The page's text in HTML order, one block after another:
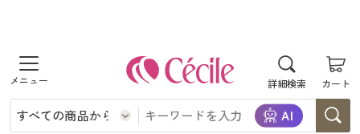
詳細検索 カート
商品を探す
レディース
レディース
レディース通販すべて
インナー・下着